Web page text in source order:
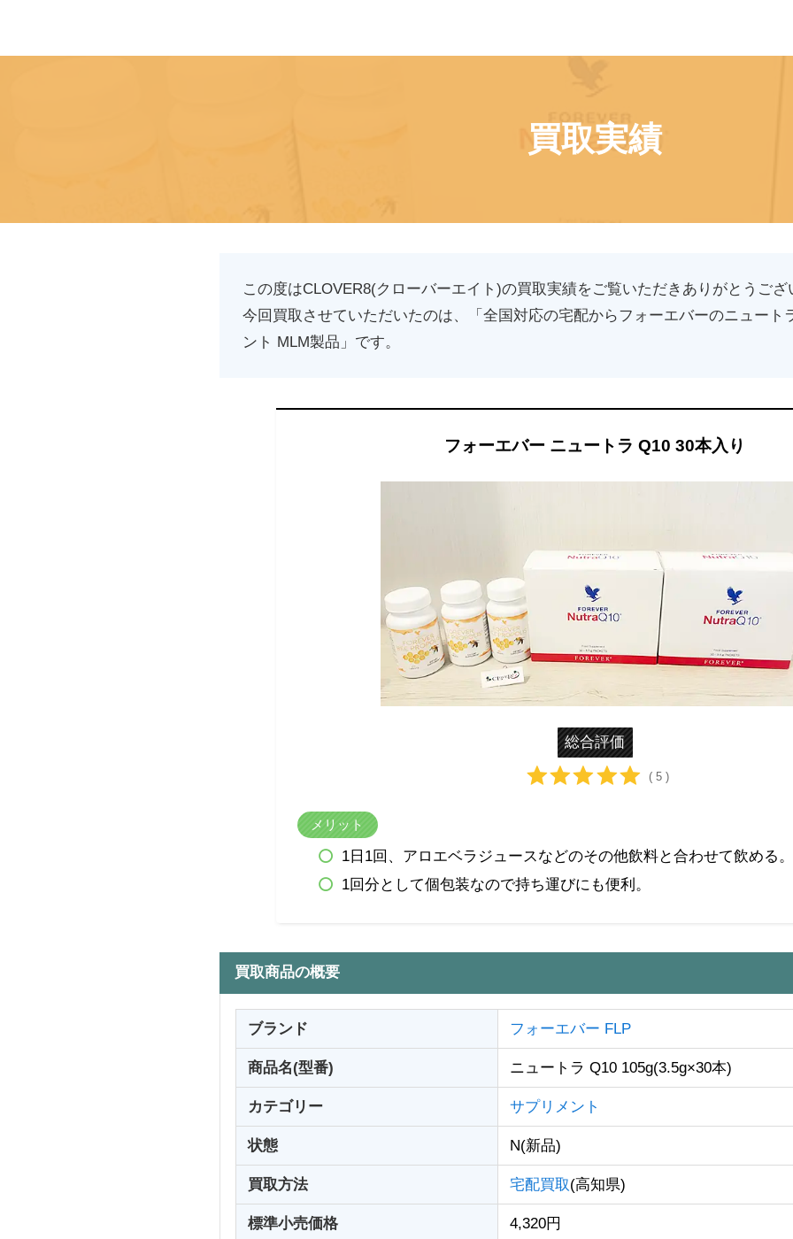
買取実績
この度はCLOVER8(クローバーエイト)の買取実績をご覧いただきありがとうござ
今回買取させていただいたのは、「全国対応の宅配からフォーエバーのニュート
ント MLM製品」です。
フォーエバー ニュートラ Q10 30本入り
総合評価
( 5 )
メリット
1日1回、アロエベラジュースなどのその他飲料と合わせて飲める。
1回分として個包装なので持ち運びにも便利。
買取商品の概要
ブランド フォーエバー FLP
商品名(型番) ニュートラ Q10 105g(3.5g×30本)
カテゴリー サプリメント
状態 N(新品)
買取方法 宅配買取(高知県)
標準小売価格 4,320円